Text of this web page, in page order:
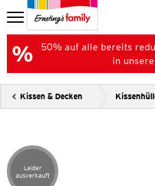
50% auf alle bereits
in
Kissen & Decken
Artikel leider ausverkauft
Leider
ausverkauft